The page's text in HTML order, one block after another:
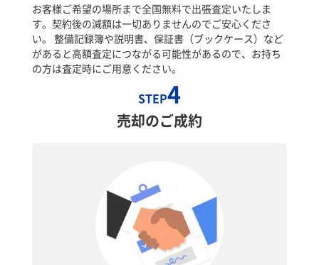
お客様ご希望の場所まで全国無料で出張査定いたしま
す。契約後の減額は一切ありませんのでご安心くださ
い。 整備記録簿や説明書、保証書（ブックケース）など
があると高額査定につながる可能性があるので、お持ち
の方は査定時にご用意ください。
STEP4
売却のご成約